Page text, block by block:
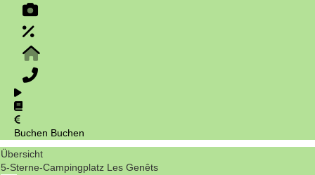
Buchen Buchen
Übersicht
5-Sterne-Campingplatz Les Genêts